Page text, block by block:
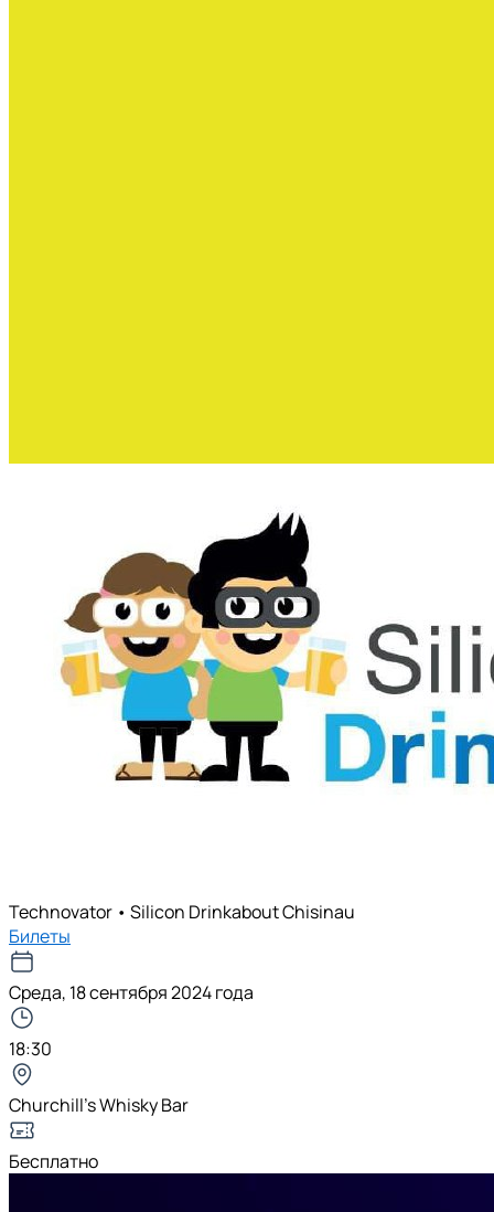
Technovator • Silicon Drinkabout Chisinau
Билеты
Среда, 18 сентября 2024 года
18:30
Churchill’s Whisky Bar
Бесплатно